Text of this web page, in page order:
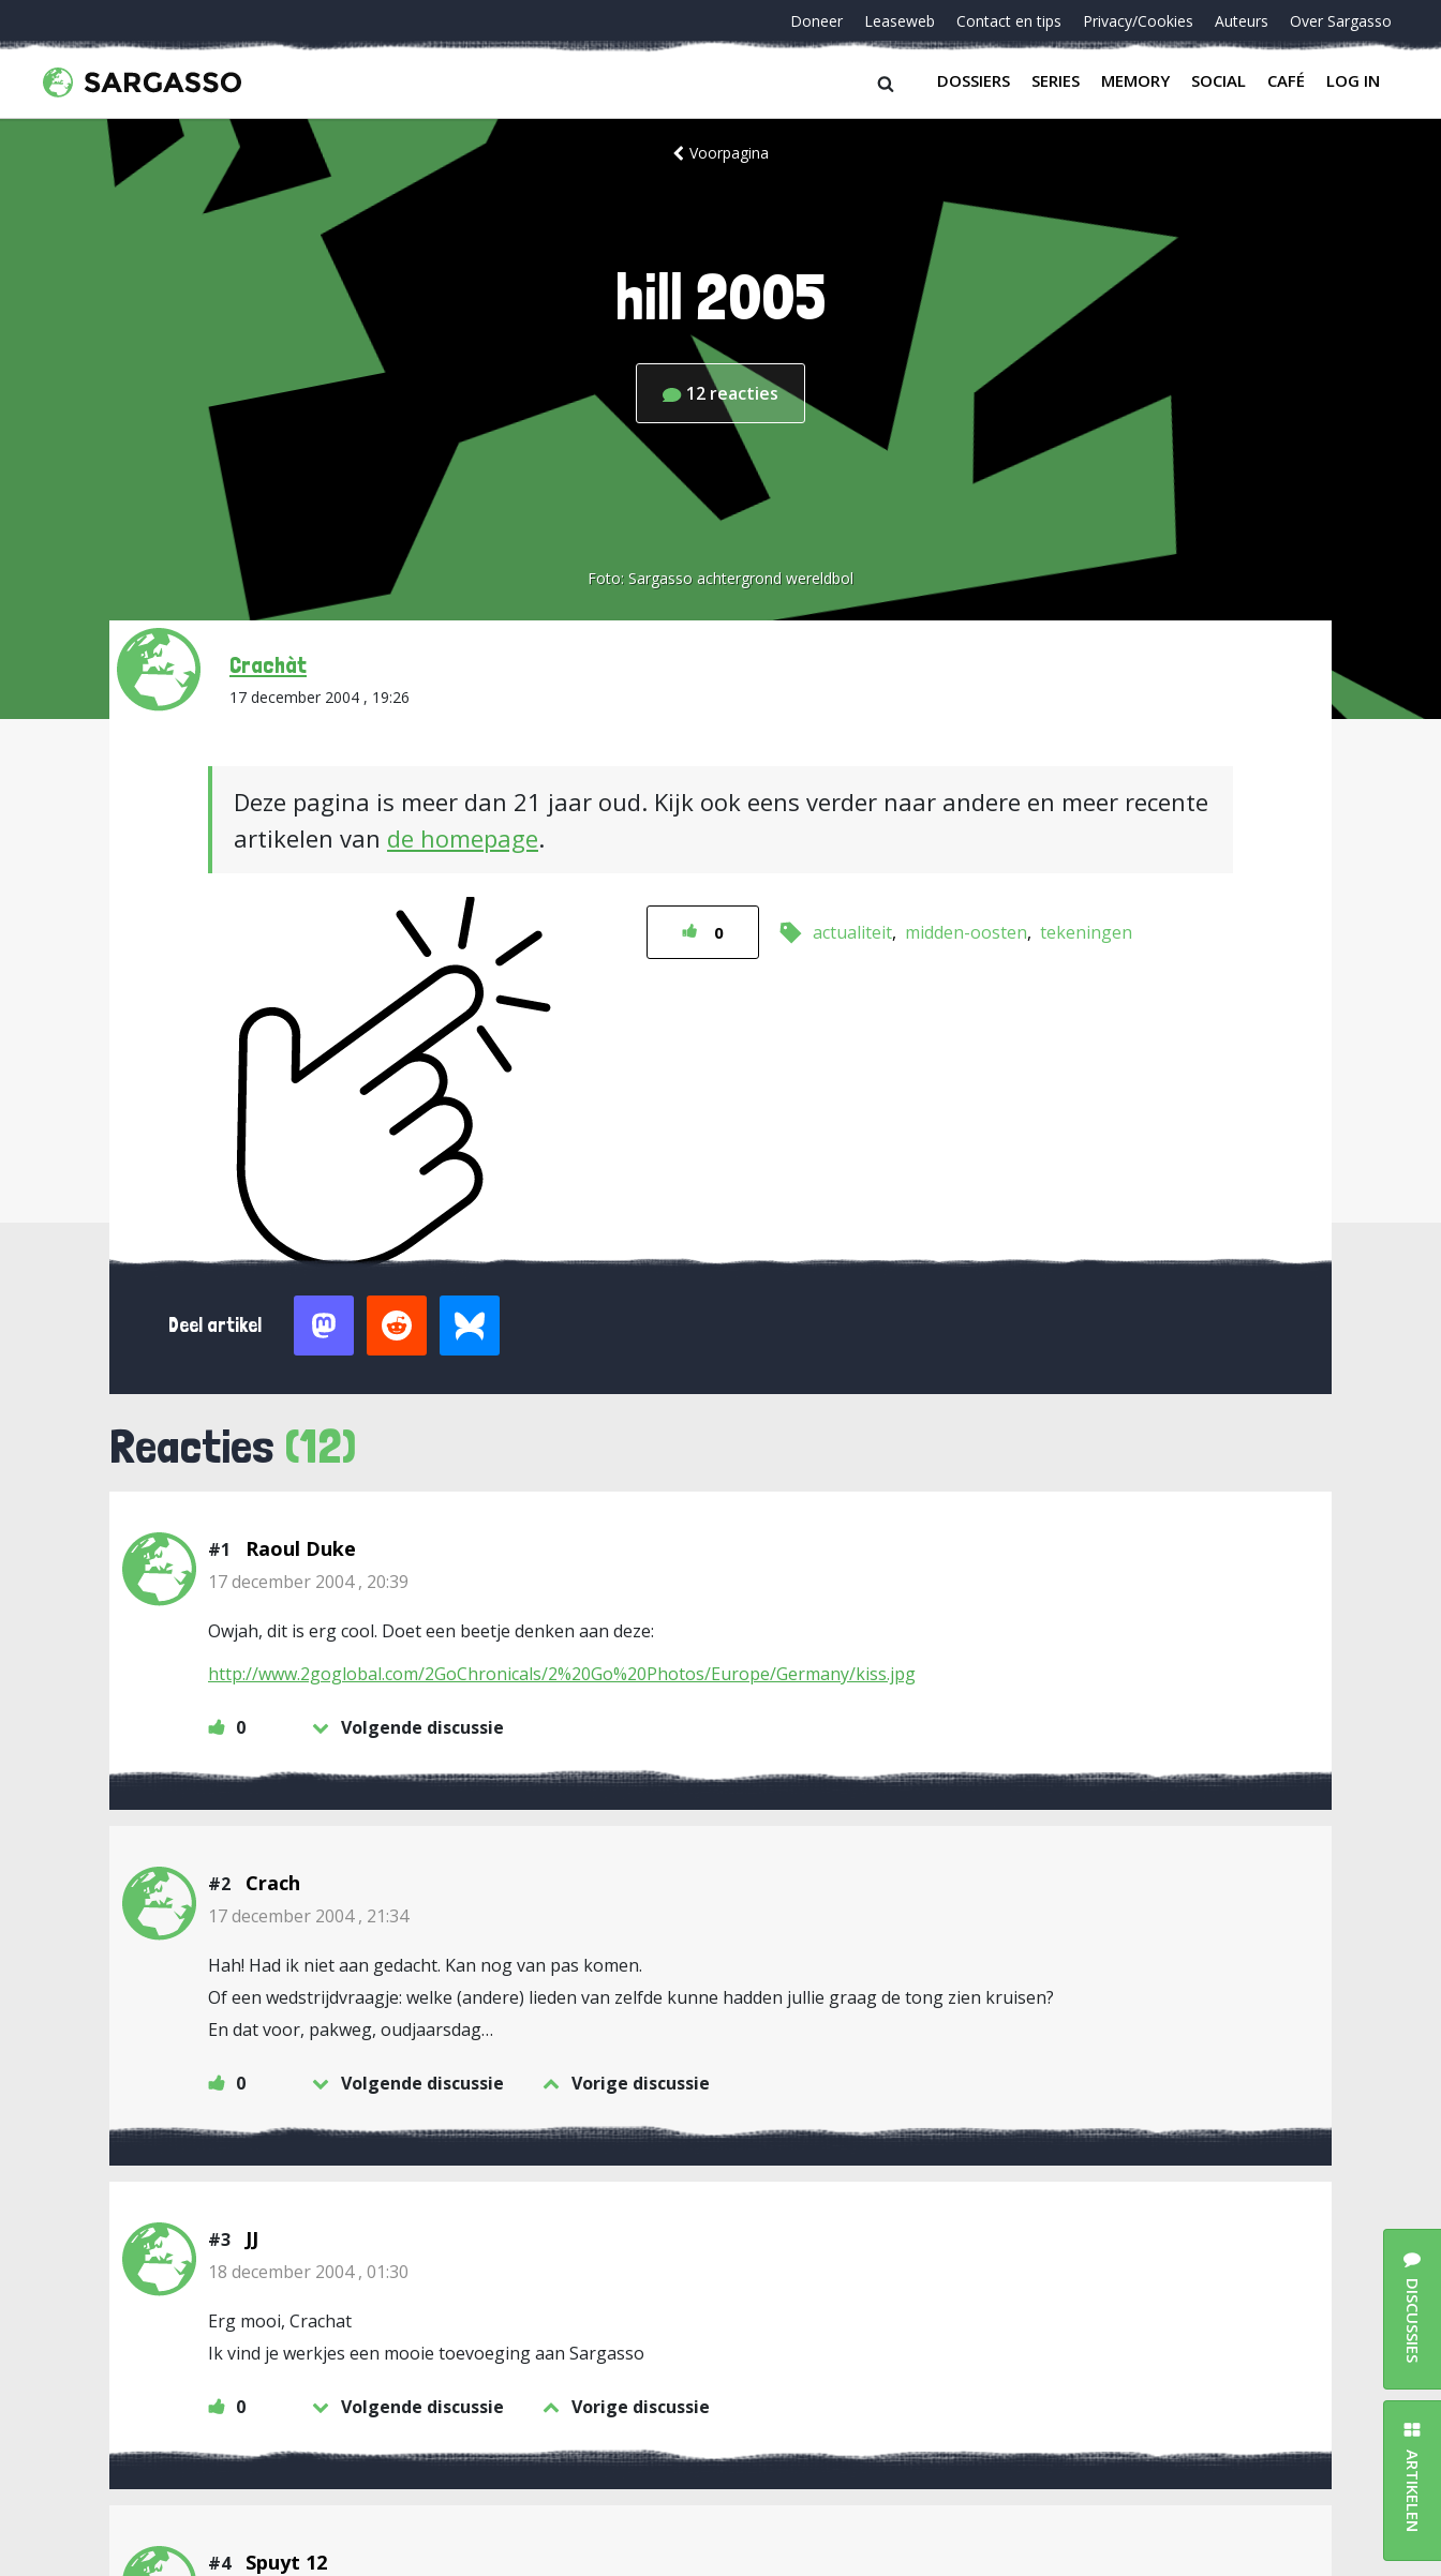
Doneer Leaseweb Contact en tips Privacy/Cookies Auteurs Over Sargasso
DOSSIERS SERIES MEMORY SOCIAL CAFÉ LOG IN
Voorpagina
hill 2005
12 reacties
Foto: Sargasso achtergrond wereldbol
Crachàt
17 december 2004 , 19:26
Deze pagina is meer dan 21 jaar oud. Kijk ook eens verder naar andere en meer recente
artikelen van de homepage.
0 actualiteit midden-oosten tekeningen
Deel artikel
Reacties (12)
#1 Raoul Duke
17 december 2004 , 20:39
Owjah, dit is erg cool. Doet een beetje denken aan deze:
http://www.2goglobal.com/2GoChronicals/2%20Go%20Photos/Europe/Germany/kiss.jpg
0 Volgende discussie
#2 Crach
17 december 2004 , 21:34
Hah! Had ik niet aan gedacht. Kan nog van pas komen.
Of een wedstrijdvraagje: welke (andere) lieden van zelfde kunne hadden jullie graag de tong zien kruisen?
En dat voor, pakweg, oudjaarsdag…
0 Volgende discussie Vorige discussie
#3 JJ
18 december 2004 , 01:30
Erg mooi, Crachat
Ik vind je werkjes een mooie toevoeging aan Sargasso
0 Volgende discussie Vorige discussie
#4 Spuyt 12
DISCUSSIES
ARTIKELEN